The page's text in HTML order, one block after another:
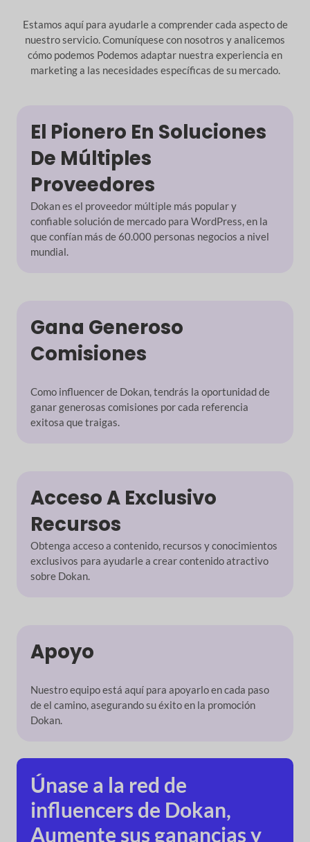
Estamos aquí para ayudarle a comprender cada aspecto de
nuestro servicio. Comuníquese con nosotros y analicemos
cómo podemos Podemos adaptar nuestra experiencia en
marketing a las necesidades específicas de su mercado.
El Pionero En Soluciones
De Múltiples
Proveedores
Dokan es el proveedor múltiple más popular y
confiablesolución de mercado para WordPress, en la
que confían más de 60.000 personas negocios a nivel
mundial.
Gana Generoso
Comisiones
Como influencer de Dokan, tendrás la oportunidad de
ganar generosas comisiones porcada referencia
exitosa que traigas.
Acceso A Exclusivo
Recursos
Obtenga acceso a contenido, recursos y conocimientos
exclusivos para ayudarle a crear contenido atractivo
sobre Dokan.
Apoyo
Nuestro equipo está aquí para apoyarlo en cada paso
deel camino, asegurando su éxito en la promoción
Dokan.
Únase a la red de
influencers de Dokan,
Aumente sus ganancias y